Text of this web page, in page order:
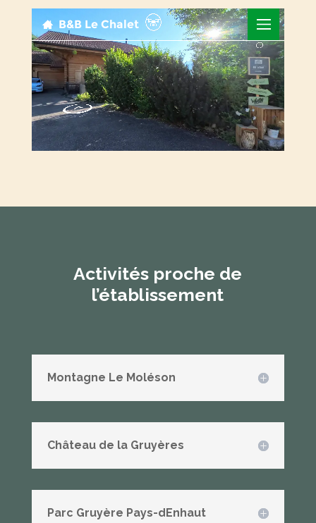
Activités proche de
l’établissement
Montagne Le Moléson
Château de la Gruyères
Parc Gruyère Pays-dEnhaut